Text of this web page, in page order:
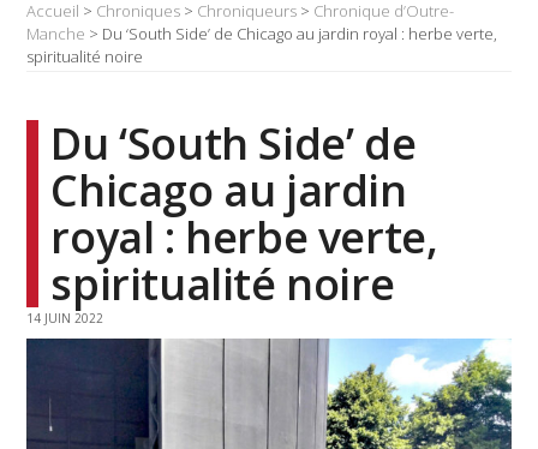
Accueil > Chroniques > Chroniqueurs > Chronique d’Outre-
Manche > Du ‘South Side’ de Chicago au jardin royal : herbe verte,
spiritualité noire
Du ‘South Side’ de
Chicago au jardin
royal : herbe verte,
spiritualité noire
14 JUIN 2022